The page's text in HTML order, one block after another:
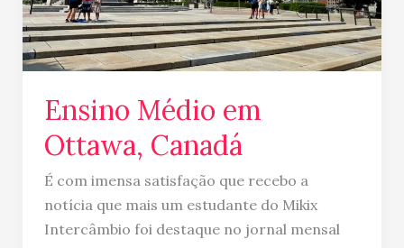
Ensino Médio em
Ottawa, Canadá
É com imensa satisfação que recebo a
notícia que mais um estudante do Mikix
Intercâmbio foi destaque no jornal mensal